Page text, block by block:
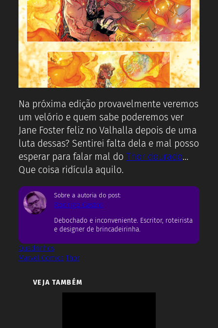
Na próxima edição provavelmente veremos
um velório e quem sabe poderemos ver
Jane Foster feliz no Valhalla depois de uma
luta dessas? Sentirei falta dela e mal posso
esperar para falar mal do Thor dourado…
Que coisa ridícula aquilo.
Sobre a autoria do post:
Rodrigo Castro
Debochado e inconveniente. Escritor, roteirista
e designer de brincadeirinha.
Quadrinhos
Marvel Comics Thor
VEJA TAMBÉM